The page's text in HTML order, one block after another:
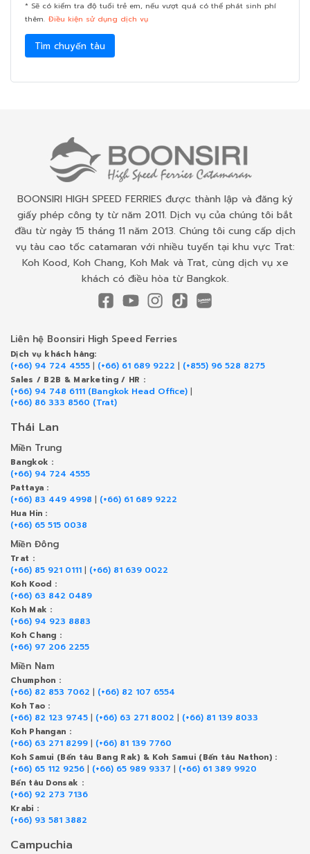
* Sẽ có kiểm tra độ tuổi trẻ em, nếu vượt quá có thể phát sinh phí
thêm. Điều kiện sử dụng dịch vụ
Tìm chuyến tàu
BOONSIRI HIGH SPEED FERRIES được thành lập và đăng ký
giấy phép công ty từ năm 2011. Dịch vụ của chúng tôi bắt
đầu từ ngày 15 tháng 11 năm 2013. Chúng tôi cung cấp dịch
vụ tàu cao tốc catamaran với nhiều tuyến tại khu vực Trat:
Koh Kood, Koh Chang, Koh Mak và Trat, cùng dịch vụ xe
khách có điều hòa từ Bangkok.
Liên hệ Boonsiri High Speed Ferries
Dịch vụ khách hàng:
(+66) 94 724 4555 | (+66) 61 689 9222 | (+855) 96 528 8275
Sales / B2B & Marketing / HR :
(+66) 94 748 6111 (Bangkok Head Office) |
(+66) 86 333 8560 (Trat)
Thái Lan
Miền Trung
Bangkok :
(+66) 94 724 4555
Pattaya :
(+66) 83 449 4998 | (+66) 61 689 9222
Hua Hin :
(+66) 65 515 0038
Miền Đông
Trat :
(+66) 85 921 0111 | (+66) 81 639 0022
Koh Kood :
(+66) 63 842 0489
Koh Mak :
(+66) 94 923 8883
Koh Chang :
(+66) 97 206 2255
Miền Nam
Chumphon :
(+66) 82 853 7062 | (+66) 82 107 6554
Koh Tao :
(+66) 82 123 9745 | (+66) 63 271 8002 | (+66) 81 139 8033
Koh Phangan :
(+66) 63 271 8299 | (+66) 81 139 7760
Koh Samui (Bến tàu Bang Rak) & Koh Samui (Bến tàu Nathon) :
(+66) 65 112 9256 | (+66) 65 989 9337 | (+66) 61 389 9920
Bến tàu Donsak :
(+66) 92 273 7136
Krabi :
(+66) 93 581 3882
Campuchia